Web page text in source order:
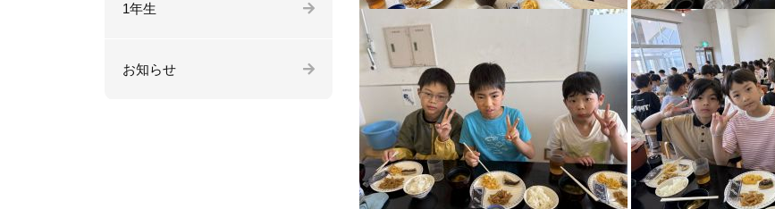
1年生
お知らせ